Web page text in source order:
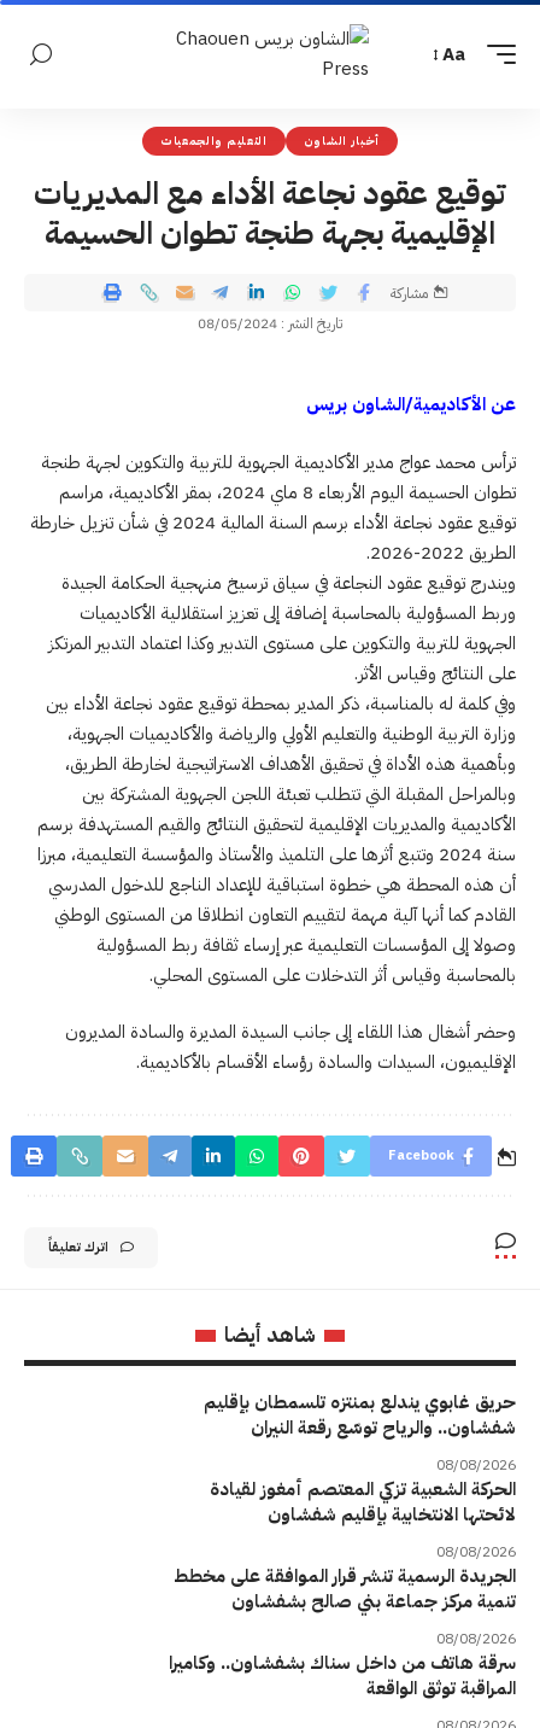
Aa
أخبار الشاون التعليم والجمعيات
توقيع عقود نجاعة الأداء مع المديريات
الإقليمية بجهة طنجة تطوان الحسيمة
تاريخ النشر : 08/05/2024
مشاركة
عن الأكاديمية/الشاون بريس
ترأس محمد عواج مدير الأكاديمية الجهوية للتربية والتكوين لجهة طنجة
تطوان الحسيمة اليوم الأربعاء 8 ماي 2024، بمقر الأكاديمية، مراسم
توقيع عقود نجاعة الأداء برسم السنة المالية 2024 في شأن تنزيل خارطة
الطريق 2022-2026.
ويندرج توقيع عقود النجاعة في سياق ترسيخ منهجية الحكامة الجيدة
وربط المسؤولية بالمحاسبة إضافة إلى تعزيز استقلالية الأكاديميات
الجهوية للتربية والتكوين على مستوى التدبير وكذا اعتماد التدبير المرتكز
على النتائج وقياس الأثر.
وفي كلمة له بالمناسبة، ذكر المدير بمحطة توقيع عقود نجاعة الأداء بين
وزارة التربية الوطنية والتعليم الأولي والرياضة والأكاديميات الجهوية،
وبأهمية هذه الأداة في تحقيق الأهداف الاستراتيجية لخارطة الطريق،
وبالمراحل المقبلة التي تتطلب تعبئة اللجن الجهوية المشتركة بين
الأكاديمية والمديريات الإقليمية لتحقيق النتائج والقيم المستهدفة برسم
سنة 2024 وتتبع أثرها على التلميذ والأستاذ والمؤسسة التعليمية، مبرزا
أن هذه المحطة هي خطوة استباقية للإعداد الناجع للدخول المدرسي
القادم كما أنها آلية مهمة لتقييم التعاون انطلاقا من المستوى الوطني
وصولا إلى المؤسسات التعليمية عبر إرساء ثقافة ربط المسؤولية
بالمحاسبة وقياس أثر التدخلات على المستوى المحلي.
وحضر أشغال هذا اللقاء إلى جانب السيدة المديرة والسادة المديرون
الإقليميون، السيدات والسادة رؤساء الأقسام بالأكاديمية.
Facebook
اترك تعليقاً
شاهد أيضا
حريق غابوي يندلع بمنتزه تلسمطان بإقليم
شفشاون.. والرياح توسّع رقعة النيران
08/08/2026
الحركة الشعبية تزكي المعتصم أمغوز لقيادة
لائحتها الانتخابية بإقليم شفشاون
08/08/2026
الجريدة الرسمية تنشر قرار الموافقة على مخطط
تنمية مركز جماعة بني صالح بشفشاون
08/08/2026
سرقة هاتف من داخل سناك بشفشاون.. وكاميرا
المراقبة توثق الواقعة